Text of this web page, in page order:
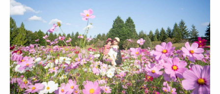
インフォマティブデータポリシ
ー
利用規約